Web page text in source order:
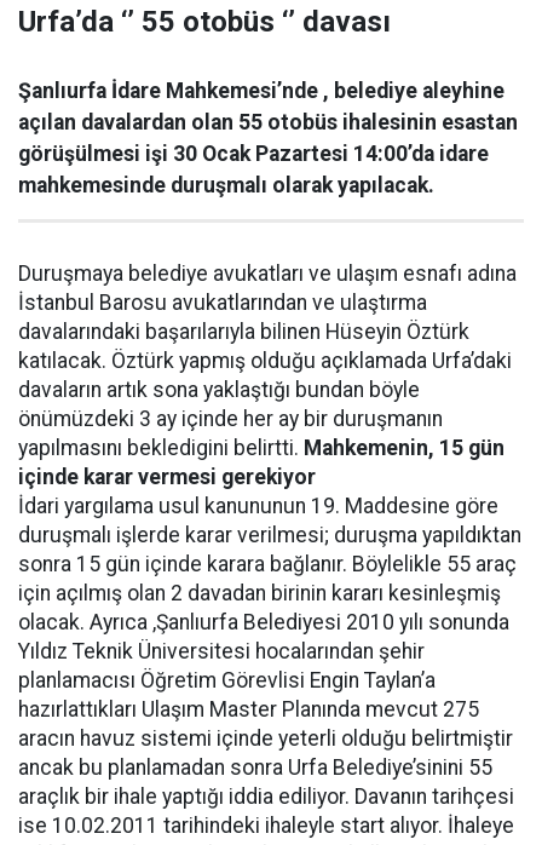
Urfa’da ‘’ 55 otobüs ‘’ davası
Şanlıurfa İdare Mahkemesi’nde , belediye aleyhine
açılan davalardan olan 55 otobüs ihalesinin esastan
görüşülmesi işi 30 Ocak Pazartesi 14:00’da idare
mahkemesinde duruşmalı olarak yapılacak.
Duruşmaya belediye avukatları ve ulaşım esnafı adına
İstanbul Barosu avukatlarından ve ulaştırma
davalarındaki başarılarıyla bilinen Hüseyin Öztürk
katılacak. Öztürk yapmış olduğu açıklamada Urfa’daki
davaların artık sona yaklaştığı bundan böyle
önümüzdeki 3 ay içinde her ay bir duruşmanın
yapılmasını bekledigini belirtti. Mahkemenin, 15 gün
içinde karar vermesi gerekiyor
İdari yargılama usul kanununun 19. Maddesine göre
duruşmalı işlerde karar verilmesi; duruşma yapıldıktan
sonra 15 gün içinde karara bağlanır. Böylelikle 55 araç
için açılmış olan 2 davadan birinin kararı kesinleşmiş
olacak. Ayrıca ,Şanlıurfa Belediyesi 2010 yılı sonunda
Yıldız Teknik Üniversitesi hocalarından şehir
planlamacısı Öğretim Görevlisi Engin Taylan’a
hazırlattıkları Ulaşım Master Planında mevcut 275
aracın havuz sistemi içinde yeterli olduğu belirtmiştir
ancak bu planlamadan sonra Urfa Belediye’sinini 55
araçlık bir ihale yaptığı iddia ediliyor. Davanın tarihçesi
ise 10.02.2011 tarihindeki ihaleyle start alıyor. İhaleye